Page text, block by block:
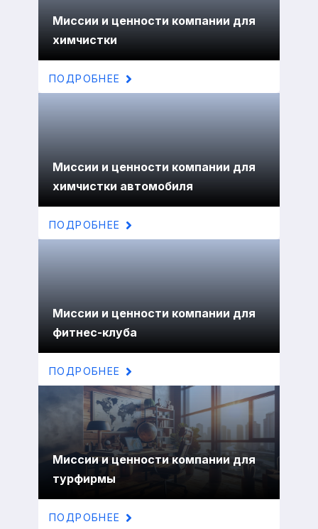
Миссии и ценности компании для
химчистки
ПОДРОБНЕЕ
Миссии и ценности компании для
химчистки автомобиля
ПОДРОБНЕЕ
Миссии и ценности компании для
фитнес-клуба
ПОДРОБНЕЕ
Миссии и ценности компании для
турфирмы
ПОДРОБНЕЕ